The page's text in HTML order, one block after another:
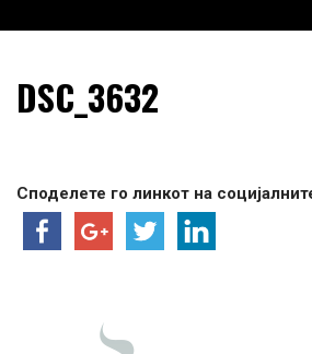
to
Граѓанска Опција за
Македонија
DSC_3632
Споделете го линкот на